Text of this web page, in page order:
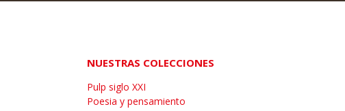
NUESTRAS COLECCIONES
Pulp siglo XXI
Poesia y pensamiento